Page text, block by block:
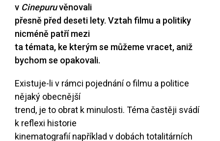
v Cinepuruvěnovali
přesně před deseti lety. Vztah filmu a politiky
nicméně patří mezi
ta témata, ke kterým se můžeme vracet, aniž
bychom se opakovali.
Existuje-li v rámci pojednání o filmu a politice
nějaký obecnější
trend, je to obrat k minulosti. Téma častěji svádí
k reflexi historie
kinematografií například v dobách totalitárních